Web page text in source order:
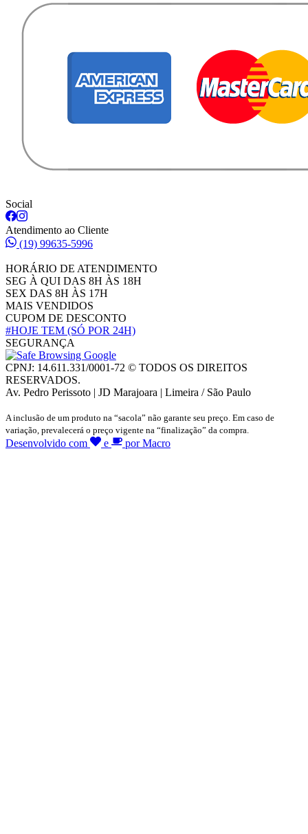
Social
Atendimento ao Cliente
(19) 99635-5996
HORÁRIO DE ATENDIMENTO
SEG À QUI DAS 8H ÀS 18H
SEX DAS 8H ÀS 17H
MAIS VENDIDOS
CUPOM DE DESCONTO
#HOJE TEM (SÓ POR 24H)
SEGURANÇA
CPNJ: 14.611.331/0001-72 © TODOS OS DIREITOS
RESERVADOS.
Av. Pedro Perissoto | JD Marajoara | Limeira / São Paulo
A inclusão de um produto na “sacola” não garante seu preço. Em caso de
variação, prevalecerá o preço vigente na “finalização” da compra.
Desenvolvido com e por Macro